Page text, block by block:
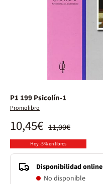
P1 199 Psicolín-1
Promolibro
11,00€
10,45€
Hoy -5% en libros
Disponibilidad online
No disponible